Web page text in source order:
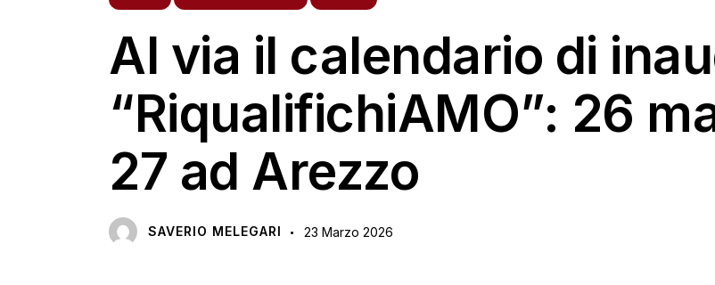
Al via il calendario di
“RiqualifichiAMO”: 26
27 ad Arezzo
SAVERIO MELEGARI 23 Marzo 2026